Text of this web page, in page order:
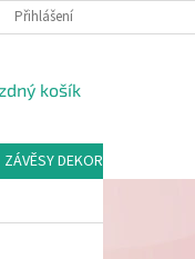
Přihlášení
košík
ZÁVĚSY DEKORAČNÍ A